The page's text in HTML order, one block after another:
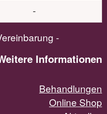
-
-
Informationen
Behandlungen
Online Shop